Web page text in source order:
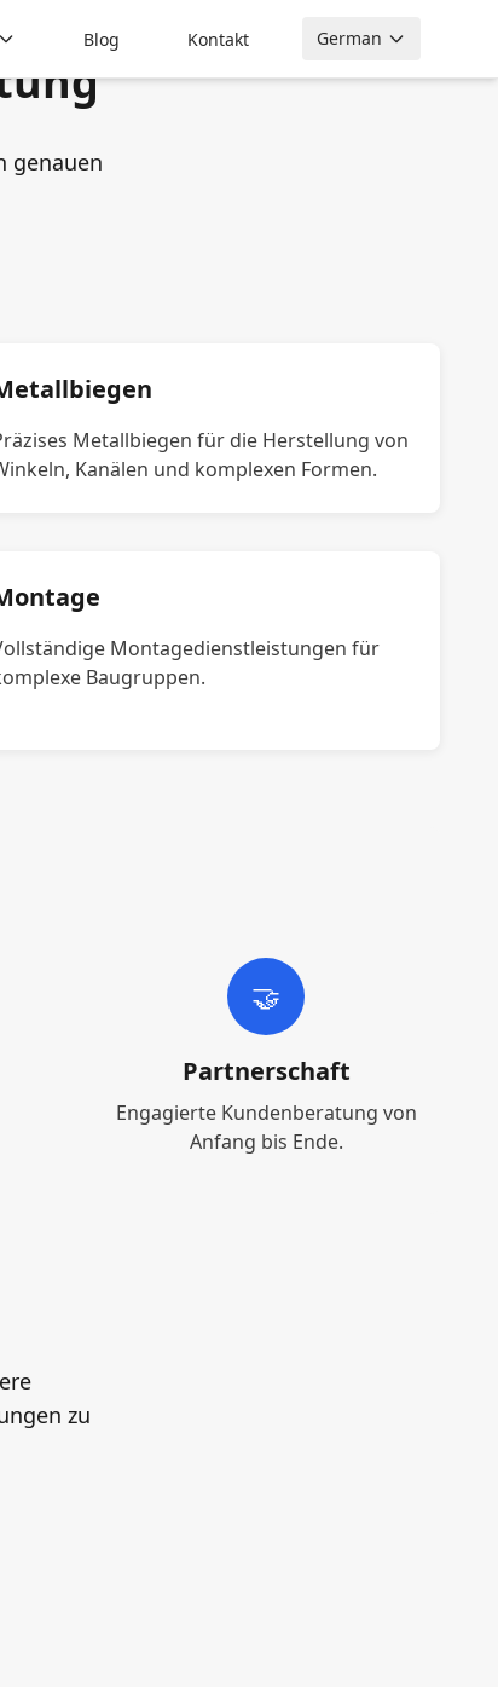
Blog Kontakt German
genauen
Metallbiegen für die Herstellung von
Kanälen und komplexen Formen.
Montagedienstleistungen für
Baugruppen.
🤝
Partnerschaft
Engagierte Kundenberatung von
Anfang bis Ende.
zu